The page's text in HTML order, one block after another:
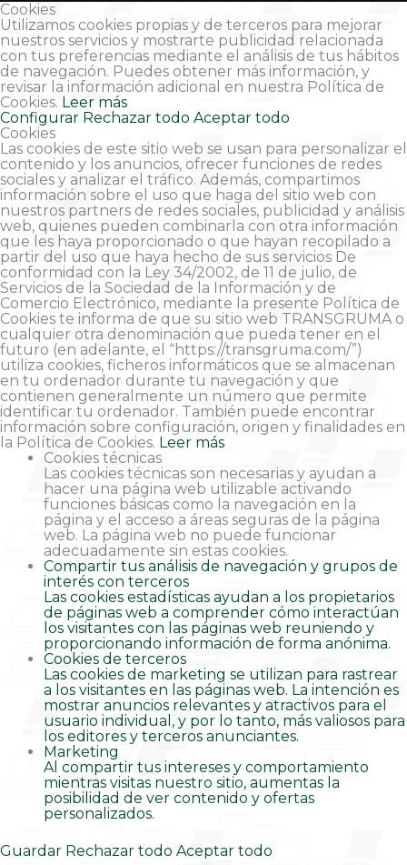
Cookies
Utilizamos cookies propias y de terceros para mejorar
nuestros servicios y mostrarte publicidad relacionada
con tus preferencias mediante el análisis de tus hábitos
de navegación. Puedes obtener más información, y
revisar la información adicional en nuestra Política de
Cookies. Leer más
Configurar Rechazar todo Aceptar todo
Cookies
Las cookies de este sitio web se usan para personalizar el
contenido y los anuncios, ofrecer funciones de redes
sociales y analizar el tráfico. Además, compartimos
información sobre el uso que haga del sitio web con
nuestros partners de redes sociales, publicidad y análisis
web, quienes pueden combinarla con otra información
que les haya proporcionado o que hayan recopilado a
partir del uso que haya hecho de sus servicios De
conformidad con la Ley 34/2002, de 11 de julio, de
Servicios de la Sociedad de la Información y de
Comercio Electrónico, mediante la presente Política de
Cookies te informa de que su sitio web TRANSGRUMA o
cualquier otra denominación que pueda tener en el
futuro (en adelante, el “https://transgruma.com/”)
utiliza cookies, ficheros informáticos que se almacenan
en tu ordenador durante tu navegación y que
contienen generalmente un número que permite
identificar tu ordenador. También puede encontrar
información sobre configuración, origen y finalidades en
la Política de Cookies. Leer más
Cookies técnicas
Las cookies técnicas son necesarias y ayudan a
hacer una página web utilizable activando
funciones básicas como la navegación en la
página y el acceso a áreas seguras de la página
web. La página web no puede funcionar
adecuadamente sin estas cookies.
Compartir tus análisis de navegación y grupos de
interés con terceros
Las cookies estadísticas ayudan a los propietarios
de páginas web a comprender cómo interactúan
los visitantes con las páginas web reuniendo y
proporcionando información de forma anónima.
Cookies de terceros
Las cookies de marketing se utilizan para rastrear
a los visitantes en las páginas web. La intención es
mostrar anuncios relevantes y atractivos para el
usuario individual, y por lo tanto, más valiosos para
los editores y terceros anunciantes.
Marketing
Al compartir tus intereses y comportamiento
mientras visitas nuestro sitio, aumentas la
posibilidad de ver contenido y ofertas
personalizados.
Guardar Rechazar todo Aceptar todo